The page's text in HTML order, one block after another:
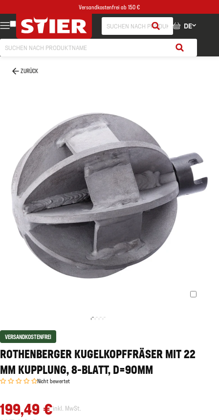
Versandkostenfrei ab 150 €
DE
ZURÜCK
VERSANDKOSTENFREI
ROTHENBERGER KUGELKOPFFRÄSER MIT 22
MM KUPPLUNG, 8-BLATT, D=90MM
Nicht bewertet
199,49 €inkl. MwSt.